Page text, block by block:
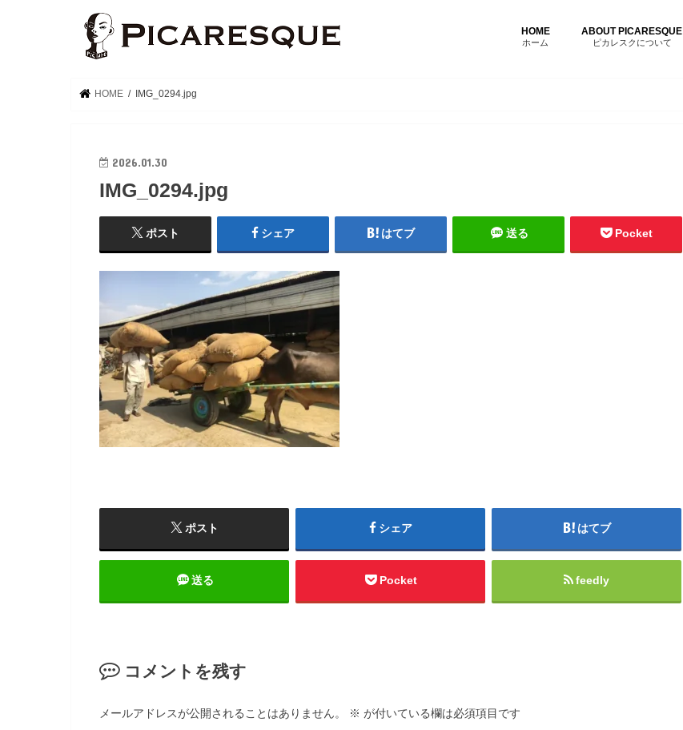
HOME
ホーム
ABOUT PICARESQUE
ピカレスクについて
HOME IMG_0294.jpg
2026.01.30
IMG_0294.jpg
ポスト シェア はてブ 送る Pocket
ポスト シェア はてブ
送る Pocket feedly
コメントを残す
メールアドレスが公開されることはありません。 ※ が付いている欄は必須項目です